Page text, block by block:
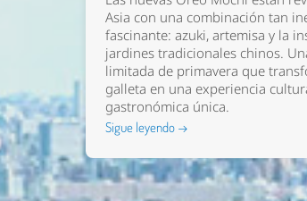
Asia con una combinación tan
fascinante: azuki, artemisa y la
jardines tradicionales chinos.
limitada de primavera que
galleta en una experiencia
gastronómica única.
Sigue leyendo →